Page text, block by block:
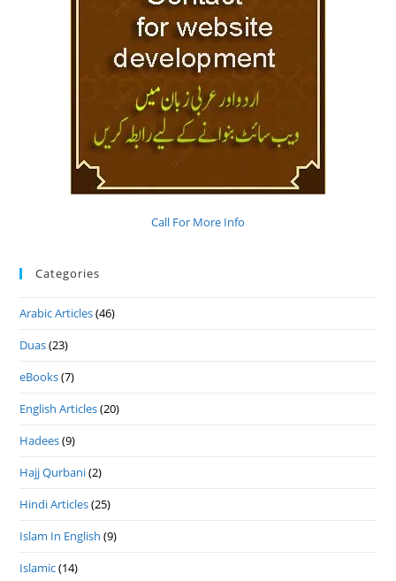
Call For More Info
Categories
Arabic Articles(46)
Duas(23)
eBooks(7)
English Articles(20)
Hadees(9)
Hajj Qurbani(2)
Hindi Articles(25)
Islam In English (9)
Islamic(14)